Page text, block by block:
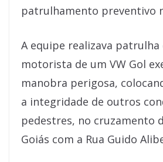
patrulhamento preventivo
A equipe realizava patrulha
motorista de um VW Gol
manobra perigosa,
a integridade de outros
pedestres, no cruzamento
Goiás com a Rua Guido